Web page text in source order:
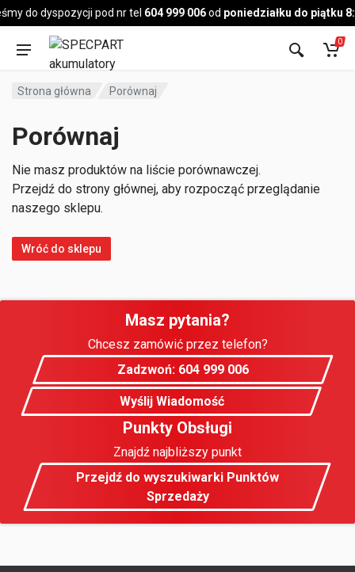
do dyspozycji pod nr tel 604 999 006od poniedziałku do piątku
Pojazd
0
Strona główna Porównaj
Porównaj
Nie masz produktów na liście porównawczej.
Przejdź do strony głównej, aby rozpocząć przeglądanie
naszego sklepu.
Wróć do sklepu
Masz pytania?
Chcesz zamówić przez telefon?
Zadzwoń: 604 999 006
Wyślij Wiadomość
Punkty Obsługi
Znajdź najbliższy punkt
Przejdź do wyszukiwarki Punktów
Sprzedaży